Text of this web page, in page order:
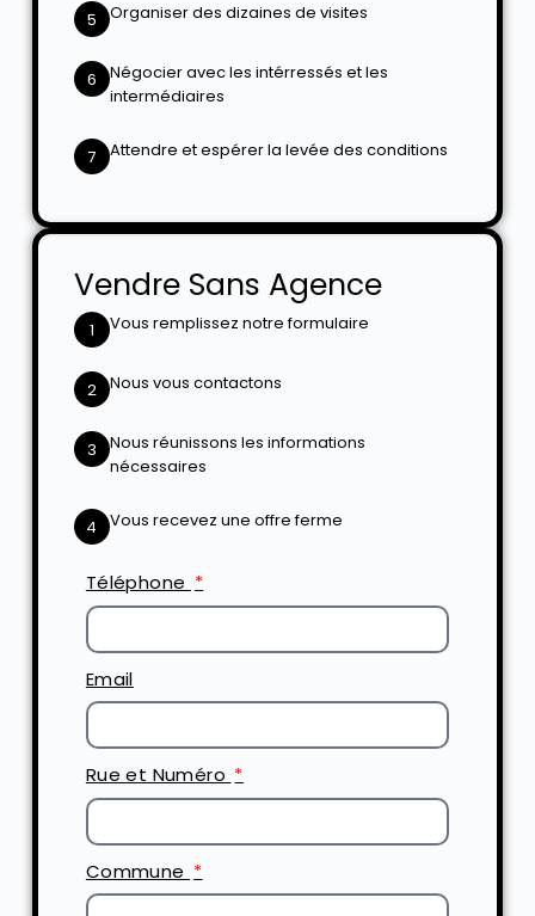
Vendre Sans Agence
1 Vous remplissez notre formulaire
2 Nous vous contactons
3
Nous réunissons les informations
nécessaires
4 Vous recevez une offre ferme
Téléphone
Email
Rue et Numéro
Commune
5 Organiser des dizaines de visites
6
Négocier avec les intérressés et les
intermédiaires
7 Attendre et espérer la levée des conditions